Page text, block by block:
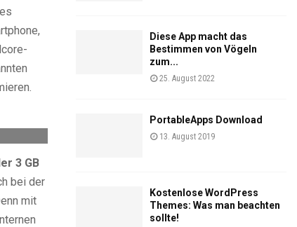
3 GB
bei der
mit
Diese App macht das
Bestimmen von Vögeln
zum...
25. August 2022
PortableApps Download
13. August 2019
Kostenlose WordPress
Themes: Was man beachten
sollte!